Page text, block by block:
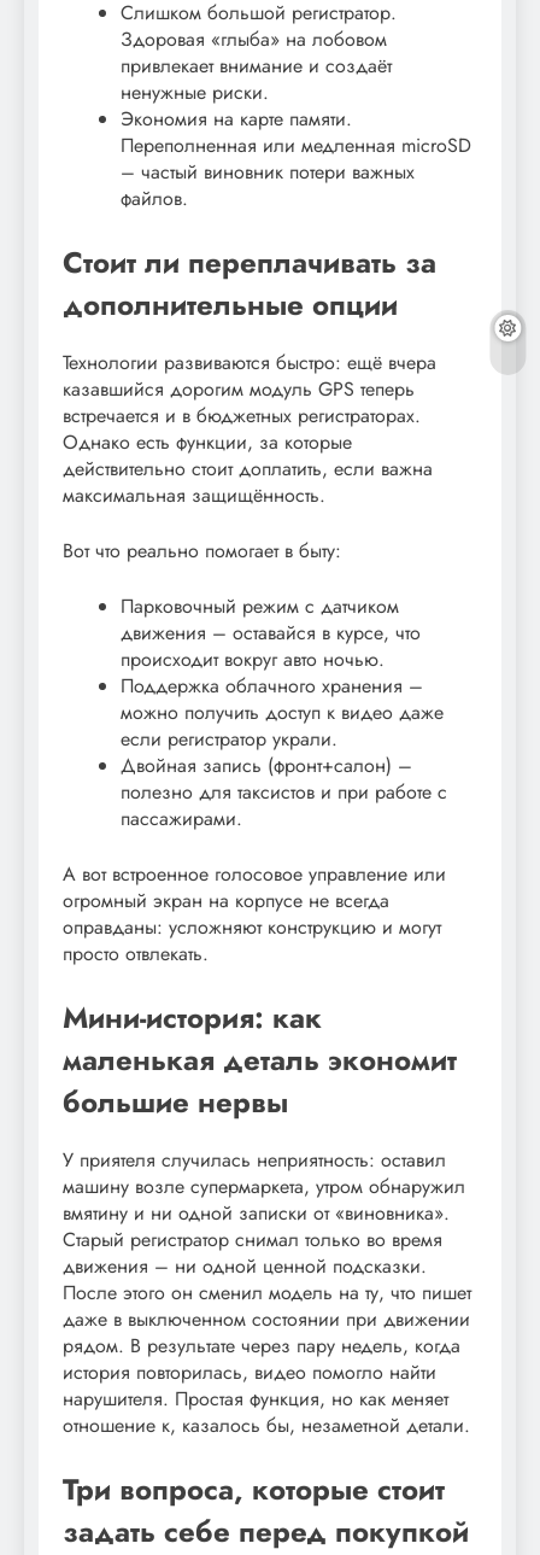
Слишком большой регистратор.
Здоровая «глыба» на лобовом
привлекает внимание и создаёт
ненужные риски.
Экономия на карте памяти.
Переполненная или медленная microSD
– частый виновник потери важных
файлов.
Стоит ли переплачивать за
дополнительные опции
Технологии развиваются быстро: ещё вчера
казавшийся дорогим модуль GPS теперь
встречается и в бюджетных регистраторах.
Однако есть функции, за которые
действительно стоит доплатить, если важна
максимальная защищённость.
Вот что реально помогает в быту:
Парковочный режим с датчиком
движения – оставайся в курсе, что
происходит вокруг авто ночью.
Поддержка облачного хранения –
можно получить доступ к видео даже
если регистратор украли.
Двойная запись (фронт+салон) –
полезно для таксистов и при работе с
пассажирами.
А вот встроенное голосовое управление или
огромный экран на корпусе не всегда
оправданы: усложняют конструкцию и могут
просто отвлекать.
Мини-история: как
маленькая деталь экономит
большие нервы
У приятеля случилась неприятность: оставил
машину возле супермаркета, утром обнаружил
вмятину и ни одной записки от «виновника».
Старый регистратор снимал только во время
движения – ни одной ценной подсказки.
После этого он сменил модель на ту, что пишет
даже в выключенном состоянии при движении
рядом. В результате через пару недель, когда
история повторилась, видео помогло найти
нарушителя. Простая функция, но как меняет
отношение к, казалось бы, незаметной детали.
Три вопроса, которые стоит
задать себе перед покупкой